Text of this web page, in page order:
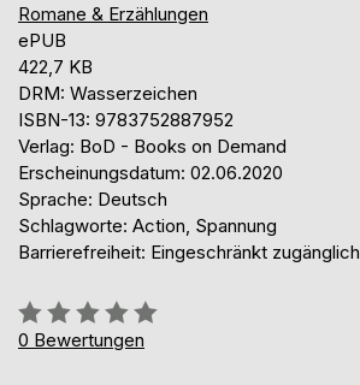
Romane & Erzählungen
ePUB
422,7 KB
DRM: Wasserzeichen
ISBN-13: 9783752887952
Verlag: BoD - Books on Demand
Erscheinungsdatum: 02.06.2020
Sprache: Deutsch
Schlagworte: Action, Spannung
Barrierefreiheit: Eingeschränkt zugänglich
Bewertung::
0%
0 Bewertungen